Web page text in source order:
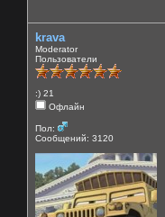
krava
Moderator
Пользователи
:) 21
Офлайн
Пол:
Сообщений: 3120